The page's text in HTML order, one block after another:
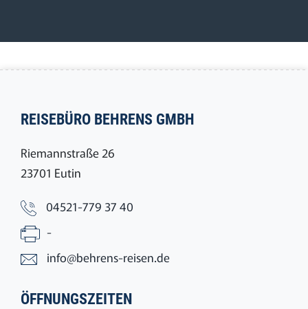
REISEBÜRO BEHRENS GMBH
Riemannstraße 26
23701 Eutin
04521-779 37 40
-
info@behrens-reisen.de
ÖFFNUNGSZEITEN